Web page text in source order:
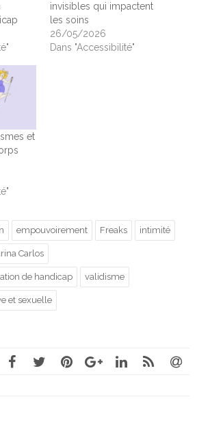
invisibles qui impactent
les soins
26/05/2026
Dans "Accessibilité"
et
empouvoirement Freaks intimité
Carlos
de handicap validisme
et sexuelle